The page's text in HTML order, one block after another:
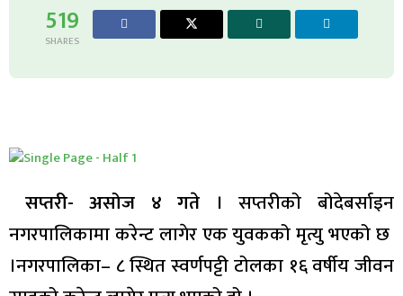
519
SHARES
सप्तरी- असोज ४ गते ।सप्तरीको बोदेबर्साइन
नगरपालिकामा करेन्ट लागेर एक युवकको मृत्यु भएको छ
।नगरपालिका– ८ स्थित स्वर्णपट्टी टोलका १६ वर्षीय जीवन